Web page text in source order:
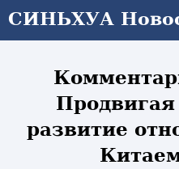
СИНЬХУА
СИНЬХУА
Продвигая
развитие